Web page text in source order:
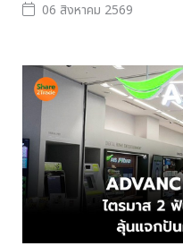
06 สิงหาคม 2569